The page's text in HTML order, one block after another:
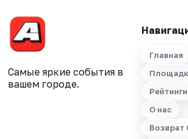
Самые яркие события в
вашем городе.
Главная
Рейтинги
О нас
Возврат